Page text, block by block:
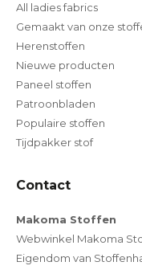
All ladies fabrics
Gemaakt van onze
Herenstoffen
Nieuwe producten
Paneel stoffen
Patroonbladen
Populaire stoffen
Tijdpakker stof
Contact
Makoma Stoffen
Webwinkel Makoma
Eigendom van